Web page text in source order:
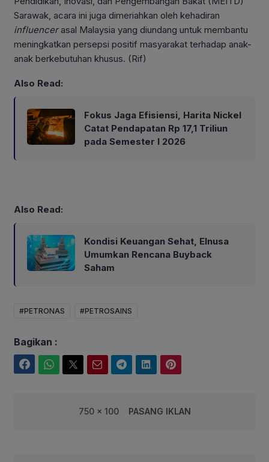
Sarawak, acara ini juga dimeriahkan oleh kehadiran
influencerasal Malaysia yang diundang untuk membantu
meningkatkan persepsi positif masyarakat terhadap anak-
anak berkebutuhan khusus. (Rif)
Also Read:
Fokus Jaga Efisiensi, Harita Nickel
Catat Pendapatan Rp 17,1 Triliun
pada Semester I 2026
Also Read:
Kondisi Keuangan Sehat, Elnusa
Umumkan Rencana Buyback
Saham
#PETRONAS #PETROSAINS
Bagikan :
750 x 100 PASANG IKLAN